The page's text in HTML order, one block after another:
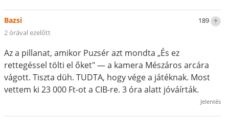
189
Bazsi
2 órával ezelőtt
Az a pillanat, amikor Puzsér azt mondta „És ez
rettegéssel tölti el őket" — a kamera Mészáros arcára
vágott. Tiszta düh. TUDTA, hogy vége a játéknak. Most
vettem ki 23 000 Ft-ot a CIB-re. 3 óra alatt jóváírták.
Jelentés